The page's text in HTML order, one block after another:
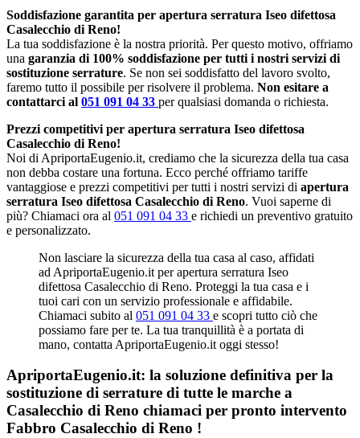
Soddisfazione garantita per apertura serratura Iseo difettosa
Casalecchio di Reno!
La tua soddisfazione è la nostra priorità. Per questo motivo, offriamo
una garanzia di 100% soddisfazione per tutti i nostri servizi di
sostituzione serrature. Se non sei soddisfatto del lavoro svolto,
faremo tutto il possibile per risolvere il problema. Non esitare a
contattarci al 051 091 04 33 per qualsiasi domanda o richiesta.
Prezzi competitivi per apertura serratura Iseo difettosa
Casalecchio di Reno!
Noi di ApriportaEugenio.it, crediamo che la sicurezza della tua casa
non debba costare una fortuna. Ecco perché offriamo tariffe
vantaggiose e prezzi competitivi per tutti i nostri servizi di apertura
serratura Iseo difettosa Casalecchio di Reno. Vuoi saperne di
più? Chiamaci ora al 051 091 04 33 e richiedi un preventivo gratuito
e personalizzato.
Non lasciare la sicurezza della tua casa al caso, affidati
ad ApriportaEugenio.it per apertura serratura Iseo
difettosa Casalecchio di Reno. Proteggi la tua casa e i
tuoi cari con un servizio professionale e affidabile.
Chiamaci subito al 051 091 04 33 e scopri tutto ciò che
possiamo fare per te. La tua tranquillità è a portata di
mano, contatta ApriportaEugenio.it oggi stesso!
ApriportaEugenio.it: la soluzione definitiva per la
sostituzione di serrature di tutte le marche a
Casalecchio di Reno chiamaci per pronto intervento
Fabbro Casalecchio di Reno !